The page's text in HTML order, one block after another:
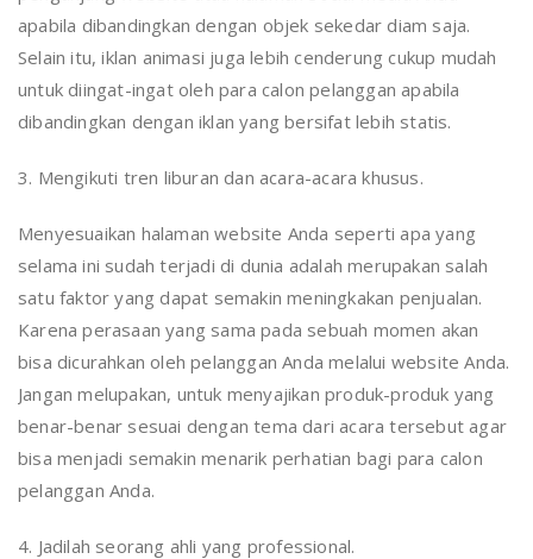
apabila dibandingkan dengan objek sekedar diam saja.
Selain itu, iklan animasi juga lebih cenderung cukup mudah
untuk diingat-ingat oleh para calon pelanggan apabila
dibandingkan dengan iklan yang bersifat lebih statis.
3. Mengikuti tren liburan dan acara-acara khusus.
Menyesuaikan halaman website Anda seperti apa yang
selama ini sudah terjadi di dunia adalah merupakan salah
satu faktor yang dapat semakin meningkakan penjualan.
Karena perasaan yang sama pada sebuah momen akan
bisa dicurahkan oleh pelanggan Anda melalui website Anda.
Jangan melupakan, untuk menyajikan produk-produk yang
benar-benar sesuai dengan tema dari acara tersebut agar
bisa menjadi semakin menarik perhatian bagi para calon
pelanggan Anda.
4. Jadilah seorang ahli yang professional.